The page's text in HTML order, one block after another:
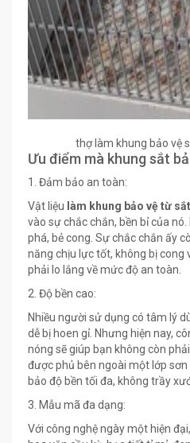
thợ làm khung bảo vệ
Ưu điểm mà khung sắt
1. Đảm bảo an toàn:
Vật liệu làm khung bảo vệ từ sắt
vào sự chắc chắn, bền bỉ của
phá, bẻ cong. Sự chắc chắn ấy
năng chịu lực tốt, không bị cong
phải lo lắng về mức độ an toàn.
2. Độ bền cao:
Nhiều người sử dụng có tâm lý
dễ bị hoen gỉ. Nhưng hiện nay,
nóng sẽ giúp bạn không còn
được phủ bên ngoài một lớp
bảo độ bền tối đa, không trầy
3. Mẫu mã đa dạng:
Với công nghệ ngày một hiện